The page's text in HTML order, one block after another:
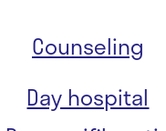
Counseling
Day hospital